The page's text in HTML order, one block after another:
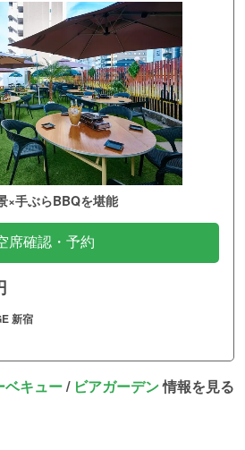
×手ぶらBBQを堪能
席確認・予約
新宿
ベキュー/ ビアガーデン情報を見る